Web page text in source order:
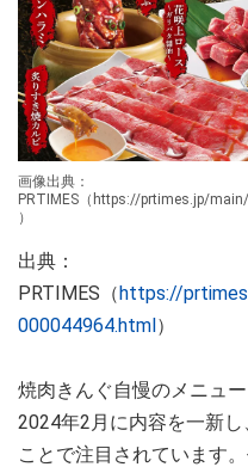
画像出典：
PRTIMES（https://prtimes.jp/
）
出典：
PRTIMES（https://
000044964.html）
焼肉きんぐ自慢のメニュ
2024年2月に内容を一新
ことで注目されています。